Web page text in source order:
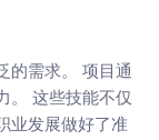
的需求。 项目通
。 这些技能不仅
业发展做好了准